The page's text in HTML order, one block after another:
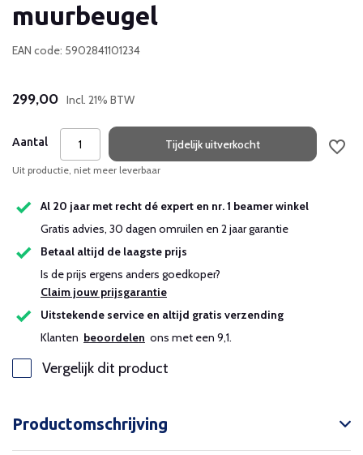
muurbeugel
EAN code: 5902841101234
299,00 Incl. 21% BTW
Aantal Tijdelijk uitverkocht
Uit productie, niet meer leverbaar
Al 20 jaar met recht dé expert en nr. 1 beamer winkel
Gratis advies, 30 dagen omruilen en 2 jaar garantie
Betaal altijd de laagste prijs
Is de prijs ergens anders goedkoper?
Claim jouw prijsgarantie
Uitstekende service en altijd gratis verzending
Klanten beoordelen ons met een 9,1.
Vergelijk dit product
Productomschrijving